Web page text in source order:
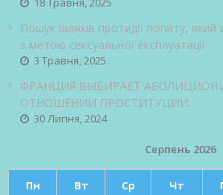
Пошук шляхів протидії попиту, який
з метою сексуальної експлуатації
3 Травня, 2025
ФРАНЦИЯ ВЫБИРАЕТ
ОТНОШЕНИИ ПРОСТИТУЦИИ.
30 Липня, 2024
Серпень 2026
Пн Вт Ср Чт